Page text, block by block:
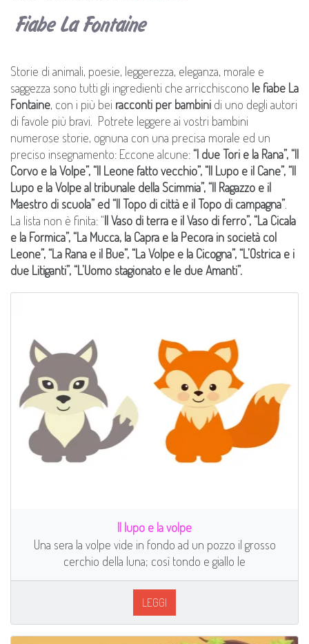
Fiabe La Fontaine
Storie di animali, poesie, leggerezza, eleganza, morale e
saggezza sono tutti gli ingredienti che arricchiscono le fiabe La
Fontaine, con i più bei racconti per bambini di uno degli autori
di favole più bravi. Potrete leggere ai vostri bambini
numerose storie, ognuna con una precisa morale ed un
preciso insegnamento: Eccone alcune:“I due Tori e la Rana”, “Il
Corvo e la Volpe”, “Il Leone fatto vecchio”, “Il Lupo e il Cane”, “Il
Lupo e la Volpe al tribunale della Scimmia”, “Il Ragazzo e il
Maestro di scuola” ed “Il Topo di città e il Topo di campagna”.
La lista non è finita: “Il Vaso di terra e il Vaso di ferro”, “La Cicala
e la Formica”, “La Mucca, la Capra e la Pecora in società col
Leone”, “La Rana e il Bue”, “La Volpe e la Cicogna”, “L’Ostrica e i
due Litiganti”, “L’Uomo stagionato e le due Amanti”.
Il lupo e la volpe
Una sera la volpe vide in fondo ad un pozzo il grosso
cerchio della luna; così tondo e giallo le
LEGGI